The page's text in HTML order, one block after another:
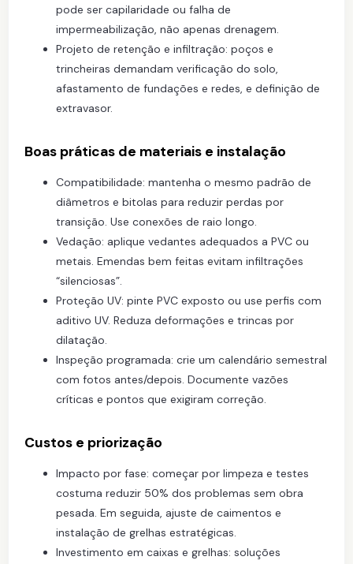
pode ser capilaridade ou falha de
impermeabilização, não apenas drenagem.
Projeto de retenção e infiltração: poços e
trincheiras demandam verificação do solo,
afastamento de fundações e redes, e definição de
extravasor.
Boas práticas de materiais e instalação
Compatibilidade: mantenha o mesmo padrão de
diâmetros e bitolas para reduzir perdas por
transição. Use conexões de raio longo.
Vedação: aplique vedantes adequados a PVC ou
metais. Emendas bem feitas evitam infiltrações
“silenciosas”.
Proteção UV: pinte PVC exposto ou use perfis com
aditivo UV. Reduza deformações e trincas por
dilatação.
Inspeção programada: crie um calendário semestral
com fotos antes/depois. Documente vazões
críticas e pontos que exigiram correção.
Custos e priorização
Impacto por fase: começar por limpeza e testes
costuma reduzir 50% dos problemas sem obra
pesada. Em seguida, ajuste de caimentos e
instalação de grelhas estratégicas.
Investimento em caixas e grelhas: soluções